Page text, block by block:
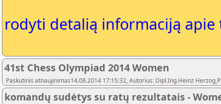
rodyti detalią informaciją
41st Chess Olympiad 2014 Women
Paskutinis atnaujinimas14.08.2014 17:15:32, Autorius: Dipl.Ing.Heinz
komandų sudėtys su ratų rezultatais -